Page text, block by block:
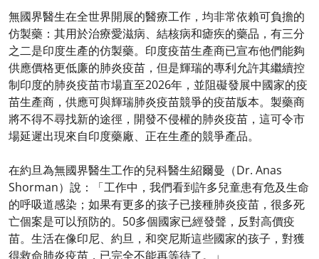
無國界醫生在全世界開展的醫療工作，均非常依賴可負擔的
仿製藥：其用於治療愛滋病、結核病和瘧疾的藥品，有三分
之二是印度生產的仿製藥。印度疫苗生產商已宣布他們能夠
供應價格更低廉的肺炎疫苗，但是輝瑞的專利允許其繼續控
制印度的肺炎疫苗市場直至2026年，並阻礙發展中國家的疫
苗生產商，供應可與輝瑞肺炎疫苗競爭的疫苗版本。製藥商
將不得不尋找新的途徑，開發不侵權的肺炎疫苗，這可令市
場延遲出現來自印度藥廠、正在生產的競爭產品。
在約旦為無國界醫生工作的兒科醫生紹爾曼（Dr. Anas
Shorman）說：「工作中，我們看到許多兒童患有危及生命
的呼吸道感染；如果有更多的孩子已接種肺炎疫苗，很多死
亡個案是可以預防的。50多個國家已經發聲，反對高價疫
苗。生活在像印尼、約旦，和突尼斯這些國家的孩子，對獲
得救命肺炎疫苗，已完全不能再等待了。」